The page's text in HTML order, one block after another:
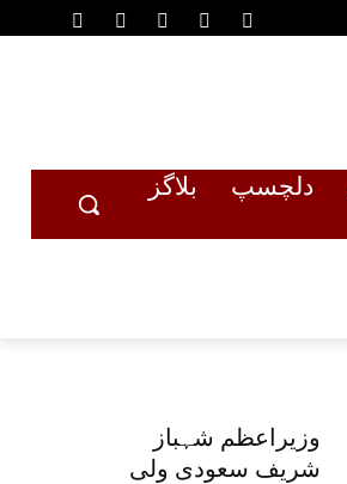
دلچسپ
بلاگز
وزیراعظم شہباز
شریف سعودی ولی